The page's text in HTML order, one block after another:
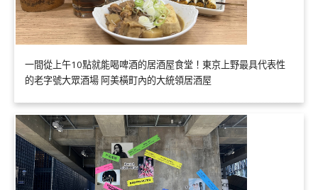
一間從上午10點就能喝啤酒的居酒屋食堂！東京上野最具代表性
的老字號大眾酒場 阿美橫町內的大統領居酒屋